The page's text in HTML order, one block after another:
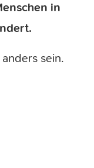
in
sein.